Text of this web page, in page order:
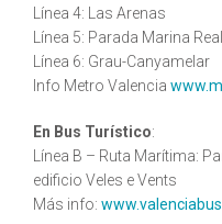
Línea 4: Las Arenas
Línea 5: Parada Marina
Línea 6: Grau-Canyamelar
Info Metro Valencia
En Bus Turístico:
Línea B – Ruta Marítima:
edificio Veles e Vents
Más info: